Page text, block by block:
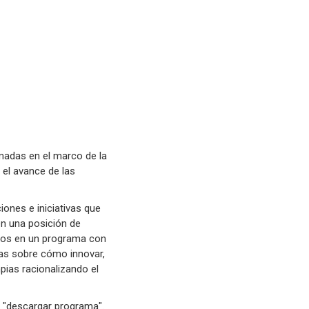
en el marco de la
avance de las
e iniciativas que
una posición de
en un programa con
sobre cómo innovar,
racionalizando el
programa".